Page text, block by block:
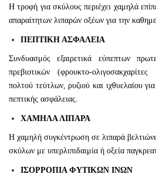
Η τροφή για σκύλους περιέχει χαμηλά
απαραίτητων λιπαρών οξέων για την
ΠΕΠΤΙΚΗ ΑΣΦΑΛΕΙΑ
Συνδυασμός εξαιρετικά εύπεπτων
πρεβιοτικών (φρουκτο-
πολτού τεύτλων, ρυζιού και ιχθυελαίου
πεπτικής ασφάλειας.
ΧΑΜΗΛΑ ΛΙΠΑΡΑ
Η χαμηλή συγκέντρωση σε λιπαρά
σκύλων με υπερλιπιδαιμία ή οξεία
ΙΣΟΡΡΟΠΙΑ ΦΥΤΙΚΩΝ ΙΝΩΝ